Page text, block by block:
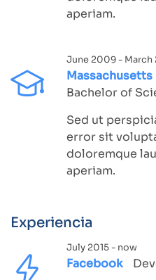
aperiam.
June 2009 - March
Bachelor of
Sed ut
error sit
doloremque
aperiam.
Experiencia
July 2015 - now
Facebook